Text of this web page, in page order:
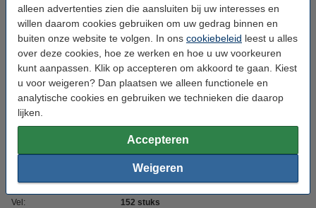
alleen advertenties zien die aansluiten bij uw interesses en
willen daarom cookies gebruiken om uw gedrag binnen en
buiten onze website te volgen. In ons cookiebeleid leest u alles
over deze cookies, hoe ze werken en hoe u uw voorkeuren
kunt aanpassen. Klik op accepteren om akkoord te gaan. Kiest
u voor weigeren? Dan plaatsen we alleen functionele en
analytische cookies en gebruiken we technieken die daarop
lijken.
Accepteren
Weigeren
Type: 2-laags
Soort:
Geschikt voor: Tork H3
Kleur:
Toepassing: Sanitair
Aantal:
Vel: 152 stuks